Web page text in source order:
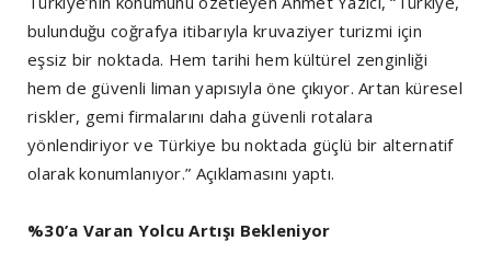
bulunduğu coğrafya itibarıyla kruvaziyer turizmi için
eşsiz bir noktada. Hem tarihi hem kültürel zenginliği
hem de güvenli liman yapısıyla öne çıkıyor. Artan küresel
riskler, gemi firmalarını daha güvenli rotalara
yönlendiriyor ve Türkiye bu noktada güçlü bir alternatif
olarak konumlanıyor.” Açıklamasını yaptı.
%30’a Varan Yolcu Artışı Bekleniyor